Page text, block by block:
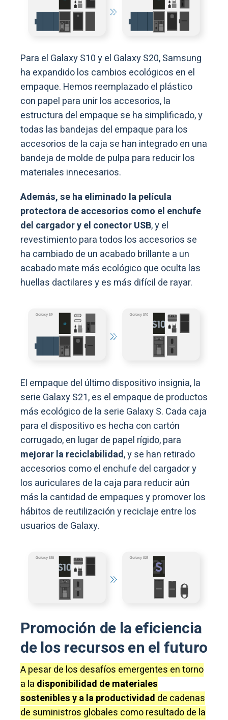
Para el Galaxy S10 y el Galaxy S20, Samsung
ha expandido los cambios ecológicos en el
empaque. Hemos reemplazado el plástico
con papel para unir los accesorios, la
estructura del empaque se ha simplificado, y
todas las bandejas del empaque para los
accesorios de la caja se han integrado en una
bandeja de molde de pulpa para reducir los
materiales innecesarios.
Además, se ha eliminado la película
protectora de accesorios como el enchufe
del cargador y el conector USB, y el
revestimiento para todos los accesorios se
ha cambiado de un acabado brillante a un
acabado mate más ecológico que oculta las
huellas dactilares y es más difícil de rayar.
El empaque del último dispositivo insignia, la
serie Galaxy S21, es el empaque de productos
más ecológico de la serie Galaxy S. Cada caja
para el dispositivo es hecha con cartón
corrugado, en lugar de papel rígido, para
mejorar la reciclabilidad, y se han retirado
accesorios como el enchufe del cargador y
los auriculares de la caja para reducir aún
más la cantidad de empaques y promover los
hábitos de reutilización y reciclaje entre los
usuarios de Galaxy.
Promoción de la eficiencia
de los recursos en el futuro
A pesar de los desafíos emergentes en torno
a la disponibilidad de materiales
sostenibles y a la productividad de cadenas
de suministros globales como resultado de la